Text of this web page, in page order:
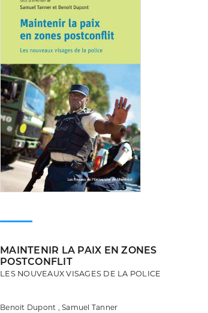
MAINTENIR LA PAIX EN ZONES
POSTCONFLIT
LES NOUVEAUX VISAGES DE LA POLICE
Benoit Dupont , Samuel Tanner